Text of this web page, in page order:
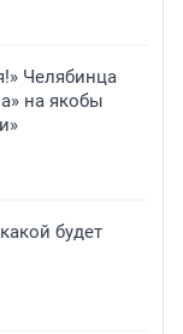
Челябинца
на якобы
будет